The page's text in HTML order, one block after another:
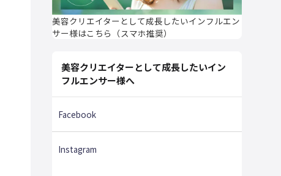
美容クリエイターとして成長したいインフルエン
サー様はこちら（スマホ推奨）
美容クリエイターとして成長したいイン
フルエンサー様へ
Facebook
Instagram